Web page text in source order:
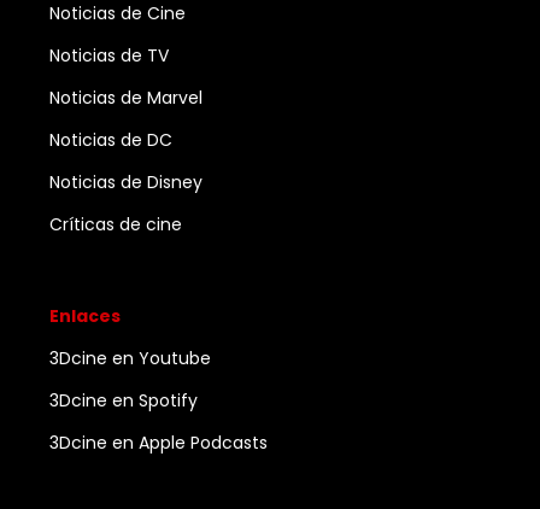
Noticias de Cine
Noticias de TV
Noticias de Marvel
Noticias de DC
Noticias de Disney
Críticas de cine
Enlaces
3Dcine en Youtube
3Dcine en Spotify
3Dcine en Apple Podcasts